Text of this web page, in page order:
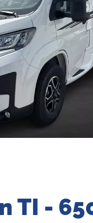
TI -